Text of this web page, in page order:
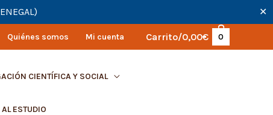
✕
Quiénes somos Mi cuenta Carrito/0,00€ 0
CIENTÍFICA Y SOCIAL
ESTUDIO